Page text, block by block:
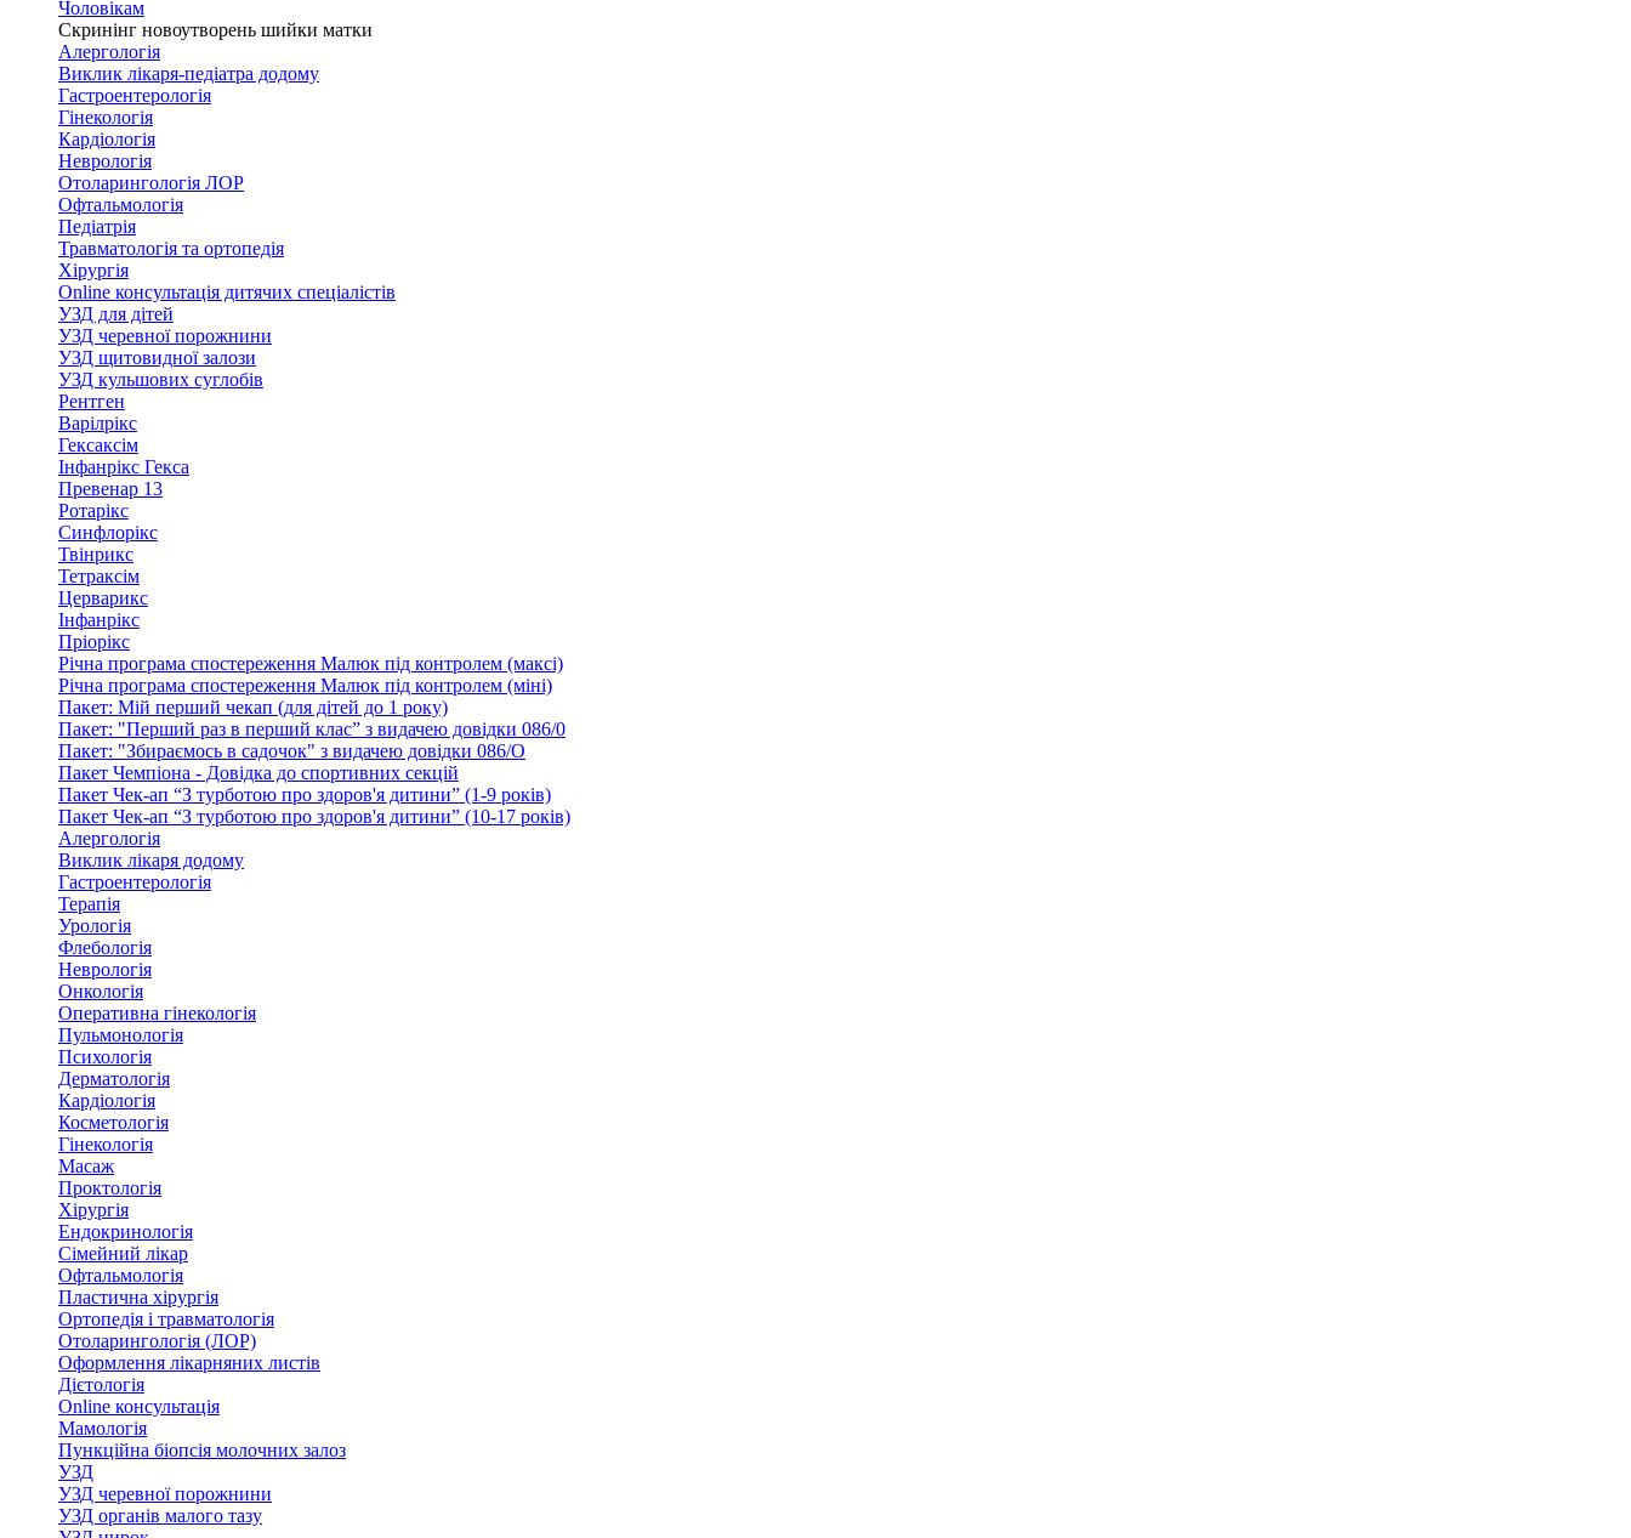
Чоловікам
Скринінг новоутворень шийки матки
Алергологія
Виклик лікаря-педіатра додому
Гастроентерологія
Гінекологія
Кардіологія
Неврологія
Отоларингологія ЛОР
Офтальмологія
Педіатрія
Травматологія та ортопедія
Хірургія
Online консультація дитячих спеціалістів
УЗД для дітей
УЗД черевної порожнини
УЗД щитовидної залози
УЗД кульшових суглобів
Рентген
Варілрікс
Гексаксім
Інфанрікс Гекса
Превенар 13
Ротарікс
Синфлорікс
Твінрикс
Тетраксім
Церварикс
Інфанрікс
Пріорікс
Річна програма спостереження Малюк під контролем (максі)
Річна програма спостереження Малюк під контролем (міні)
Пакет: Мій перший чекап (для дітей до 1 року)
Пакет: "Перший раз в перший клас” з видачею довідки 086/0
Пакет: "Збираємось в садочок" з видачею довідки 086/О
Пакет Чемпіона - Довідка до спортивних секцій
Пакет Чек-ап “З турботою про здоров'я дитини” (1-9 років)
Пакет Чек-ап “З турботою про здоров'я дитини” (10-17 років)
Алергологія
Виклик лікаря додому
Гастроентерологія
Терапія
Урологія
Флебологія
Неврологія
Онкологія
Оперативна гінекологія
Пульмонологія
Психологія
Дерматологія
Кардіологія
Косметологія
Гінекологія
Масаж
Проктологія
Хірургія
Ендокринологія
Сімейний лікар
Офтальмологія
Пластична хірургія
Ортопедія і травматологія
Отоларингологія (ЛОР)
Оформлення лікарняних листів
Дієтологія
Online консультація
Мамологія
Пункційна біопсія молочних залоз
УЗД
УЗД черевної порожнини
УЗД органів малого тазу